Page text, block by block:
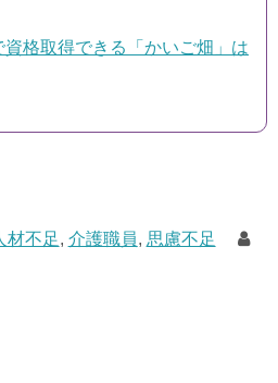
格取得できる「かいご畑」は
材不足, 介護職員, 思慮不足